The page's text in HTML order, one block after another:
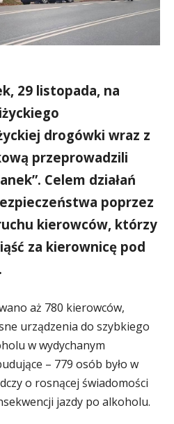
29 listopada, na
drogówki wraz z
przeprowadzili
Celem działań
poprzez
kierowców, którzy
za kierownicę pod
aż 780 kierowców,
urządzenia do szybkiego
w wydychanym
– 779 osób było w
o rosnącej świadomości
jazdy po alkoholu.